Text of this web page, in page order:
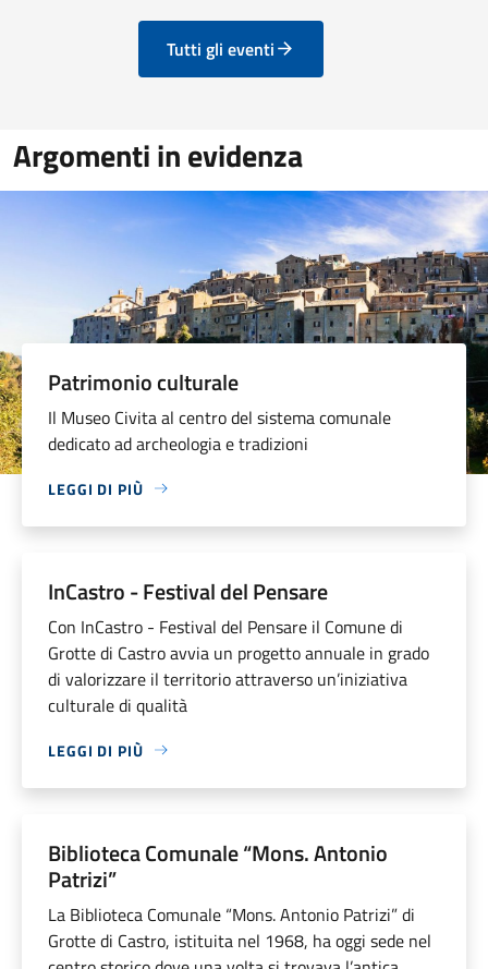
Tutti gli eventi
Argomenti in evidenza
Patrimonio culturale
Il Museo Civita al centro del sistema comunale
dedicato ad archeologia e tradizioni
LEGGI DI PIÙ
InCastro - Festival del Pensare
Con InCastro - Festival del Pensare il Comune di
Grotte di Castro avvia un progetto annuale in grado
di valorizzare il territorio attraverso un’iniziativa
culturale di qualità
LEGGI DI PIÙ
Biblioteca Comunale “Mons. Antonio
Patrizi”
La Biblioteca Comunale “Mons. Antonio Patrizi” di
Grotte di Castro, istituita nel 1968, ha oggi sede nel